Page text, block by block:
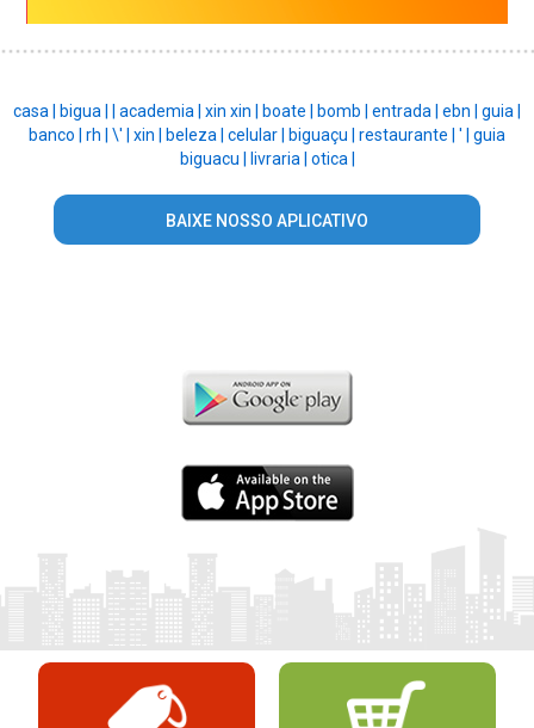
casa | bigua | | academia | xin xin | boate | bomb | entrada | ebn | guia |
banco | rh | \' | xin | beleza | celular | biguaçu | restaurante | ' | guia
biguacu | livraria | otica |
BAIXE NOSSO APLICATIVO